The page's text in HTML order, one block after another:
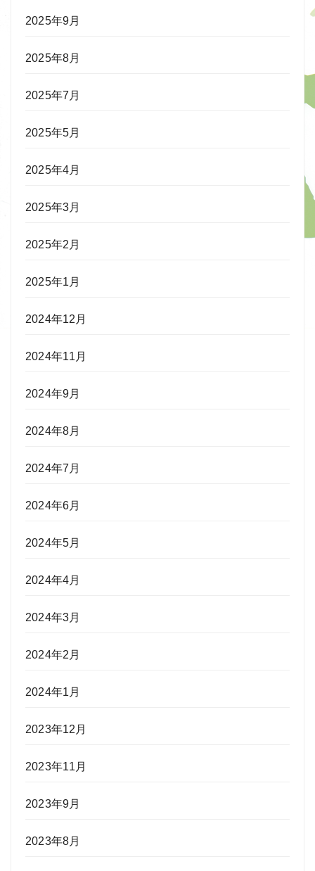
2025年9月
2025年8月
2025年7月
2025年5月
2025年4月
2025年3月
2025年2月
2025年1月
2024年12月
2024年11月
2024年9月
2024年8月
2024年7月
2024年6月
2024年5月
2024年4月
2024年3月
2024年2月
2024年1月
2023年12月
2023年11月
2023年9月
2023年8月